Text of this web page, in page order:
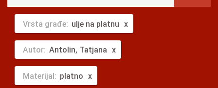
Vrsta građe: ulje na platnu
Autor: Antolin, Tatjana
Materijal: platno